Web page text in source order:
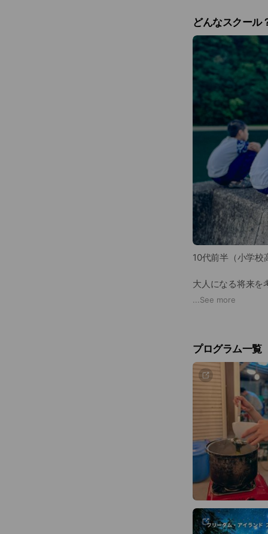
どんなスクール
10代前半（小学
大人になる将来を
といったご家庭の
◎ボーダレスに世
海辺の町での自立
彩、かつ心動かさ
ばす。
◎「自由」の本質
価値観・考え方の
まで、ルールに
◎自立のための一
「白紙」から始め
渉……小さなチャ
...See more
プログラム一覧